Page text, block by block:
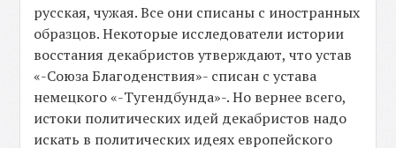
русская, чужая. Все они списаны с иностранных
образцов. Некоторые исследователи истории
восстания декабристов утверждают, что устав
«-Союза Благоденствия»- списан с устава
немецкого «-Тугендбунда»-. Но вернее всего,
истоки политических идей декабристов надо
искать в политических идеях европейского